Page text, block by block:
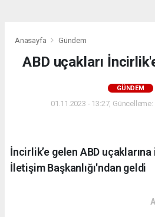
Anasayfa Gündem
ABD uçakları
GÜNDEM
01.11.2023 - 13:27,
İncirlik’e gelen ABD
İletişim Başkanlığı'ndan geldi